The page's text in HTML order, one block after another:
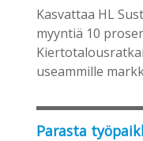
Kasvattaa HL
myyntiä 10
useammille
Parasta